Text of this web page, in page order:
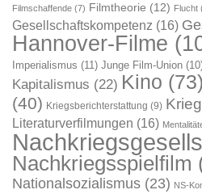
Filmschaffende (7) Filmtheorie (12) Flucht
Gesellschaftskompetenz (16)
Hannover-Filme
Imperialismus (11) Junge Film-Union
Kapitalismus (22) Kino (73)
(40) Kriegsberichterstattung (9)
Literaturverfilmungen (16)
Nachkriegsspielfilm
Nationalsozialismus (23) NS-